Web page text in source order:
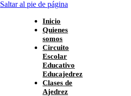
Saltar al pie de página
Inicio
Quienes
somos
Circuito
Escolar
Educativo
Educajedrez
Clases de
Ajedrez